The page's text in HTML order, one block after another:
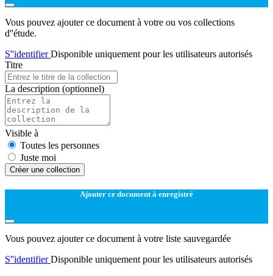
Vous pouvez ajouter ce document à votre ou vos collections
d''étude.
S''identifierDisponible uniquement pour les utilisateurs autorisés
Titre
La description (optionnel)
Visible à
Toutes les personnes
Juste moi
Créer une collection
Ajouter ce document à enregistré
Vous pouvez ajouter ce document à votre liste sauvegardée
S''identifierDisponible uniquement pour les utilisateurs autorisés